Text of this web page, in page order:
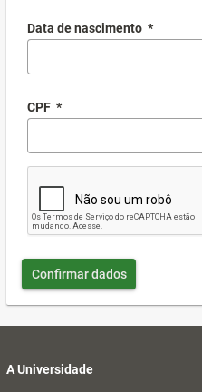
Data de nascimento *
CPF *
Confirmar dados
A Universidade